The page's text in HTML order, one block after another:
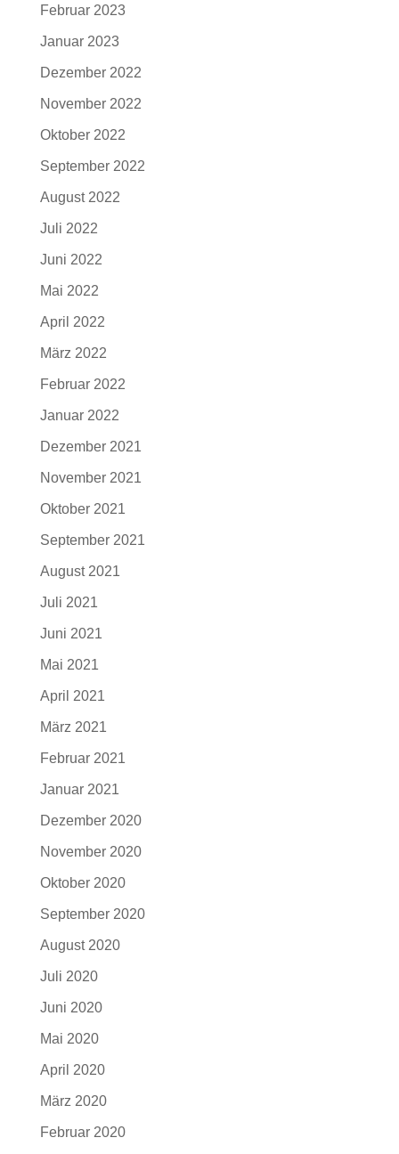
Februar 2023
Januar 2023
Dezember 2022
November 2022
Oktober 2022
September 2022
August 2022
Juli 2022
Juni 2022
Mai 2022
April 2022
März 2022
Februar 2022
Januar 2022
Dezember 2021
November 2021
Oktober 2021
September 2021
August 2021
Juli 2021
Juni 2021
Mai 2021
April 2021
März 2021
Februar 2021
Januar 2021
Dezember 2020
November 2020
Oktober 2020
September 2020
August 2020
Juli 2020
Juni 2020
Mai 2020
April 2020
März 2020
Februar 2020